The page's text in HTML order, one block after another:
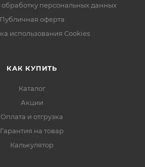
персональных данных
Публичная оферта
использования Cookies
КАК КУПИТЬ
Каталог
Акции
Оплата и отгрузка
Гарантия на товар
Калькулятор